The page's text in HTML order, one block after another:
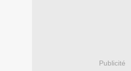
Publicité